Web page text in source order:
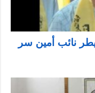
نائب أمين سر